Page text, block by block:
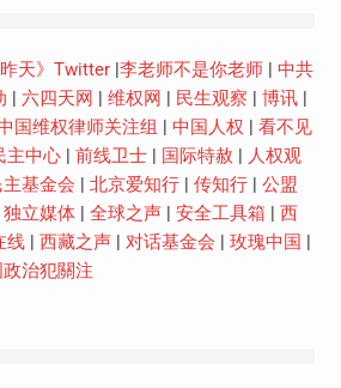
昨天》Twitter| 李老师不是你老师| 中共
六四天网 维权网 民生观察 博讯|
国维权律师关注组 中国人权
看不见
主中心| 前线卫士| 国际特赦
人权观
基金会 北京爱知行| 传知行| 公盟
独立媒体| 全球之声| 安全工具箱
西
线| 西藏之声| 对话基金会 玫瑰中国
治犯關注